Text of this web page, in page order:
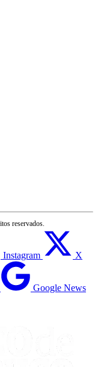
reservados.
Instagram X
Google News